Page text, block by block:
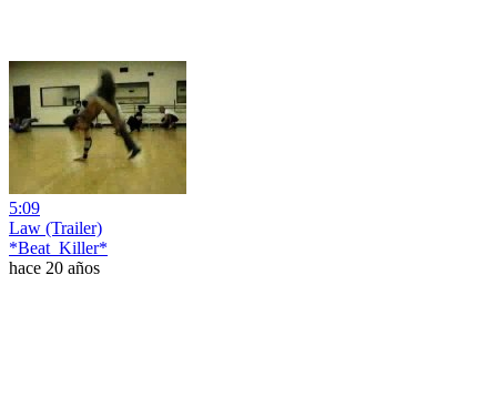
5:09
Law (Trailer)
*Beat_Killer*
hace 20 años